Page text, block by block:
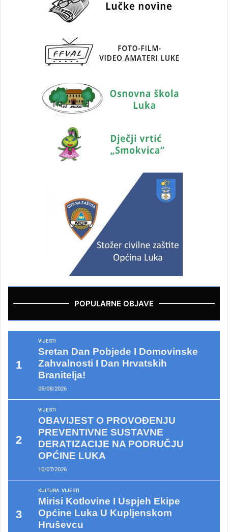
POPULARNE OBJAVE
VIJESTI
Sretan Dan Pobjede I Domovinske
Zahvalnosti I Dan Hrvatskih
Branitelja!
05/08/2026
VIJESTI
OBAVIJEST O PROVOĐENJU
PREVENTIVNE SUSTAVNE
DERATIZACIJE NA PODRUČJU
OPĆINE LUKA
10/07/2026
KULTURA VIJESTI
Mirisi Kotlovine I Uspjeh Ekipe
Općine Luka U Kupljenskom
Hruševcu